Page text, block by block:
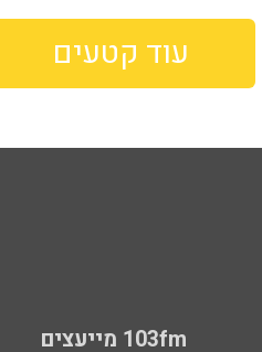
עוד קטעים
103fm מייעצים